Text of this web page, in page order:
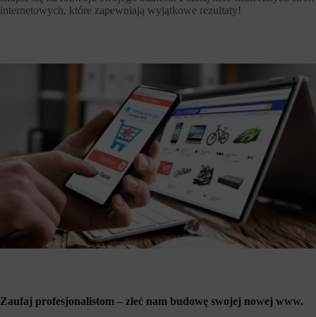
internetowych, które zapewniają wyjątkowe rezultaty!
Zaufaj profesjonalistom – zleć nam budowę swojej nowej www.